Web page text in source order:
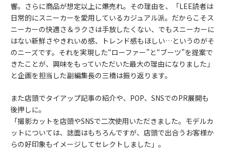
響。さらに商品が想定以上に爆売れ。その理由を、「LEE読者は
日常的にスニーカーを愛用しているカジュアル派。だからこそス
ニーカーの快適さ＆ラクさは手放したくない、でもスニーカーに
はない新鮮さやきれいめ感、トレンド感もほしい…というのがそ
のニーズです。それを実現した“ローファー”と“ブーツ”を提案で
きたことが、興味をもっていただいた最大の理由になりました」
と企画を担当した副編集長の三橋は振り返ります。
また店頭でタイアップ記事の紹介や、POP、SNSでのPR展開も
後押しに。
「撮影カットを店頭やSNSで二次使用いただきました。モデルカ
ットについては、誌面はもちろんですが、店頭で出合うお客様か
らの好印象もイメージしてセレクトしました」。